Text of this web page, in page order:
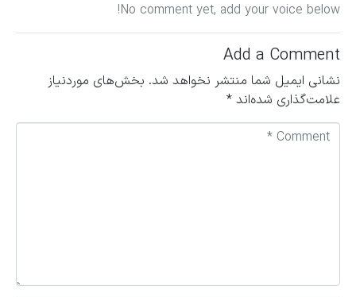
No comment yet, add your voice below!
Add a Comment
نشانی ایمیل شما منتشر نخواهد شد. بخش‌های موردنیاز
علامت‌گذاری شده‌اند *
C